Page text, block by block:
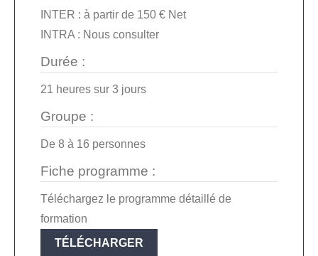
INTER : à partir de 150 € Net
INTRA : Nous consulter
Durée :
21 heures sur 3 jours
Groupe :
De 8 à 16 personnes
Fiche programme :
Téléchargez le programme détaillé de
formation
TÉLÉCHARGER